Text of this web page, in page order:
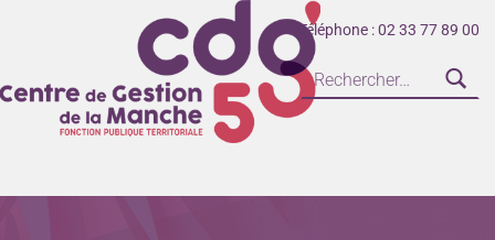
Téléphone : 02 33 77 89 00